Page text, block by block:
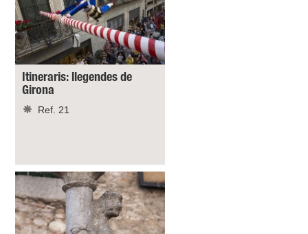
Itineraris: llegendes de
Girona
Ref. 21